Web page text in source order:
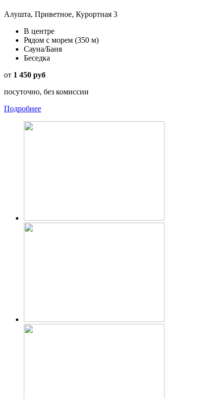
Алушта, Приветное, Курортная 3
В центре
Рядом с морем (350 м)
Сауна/Баня
Беседка
от 1 450 руб
посуточно, без комиссии
Подробнее